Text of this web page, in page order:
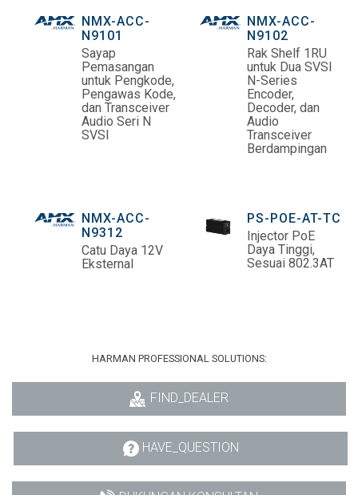
NMX-ACC-
N9101
Sayap
Pemasangan
untuk Pengkode,
Pengawas Kode,
dan Transceiver
Audio Seri N
SVSI
NMX-ACC-
N9102
Rak Shelf 1RU
untuk Dua SVSI
N-Series
Encoder,
Decoder, dan
Audio
Transceiver
Berdampingan
NMX-ACC-
N9312
Catu Daya 12V
Eksternal
PS-POE-AT-TC
Injector PoE
Daya Tinggi,
Sesuai 802.3AT
HARMAN PROFESSIONAL SOLUTIONS:
FIND_DEALER
HAVE_QUESTION